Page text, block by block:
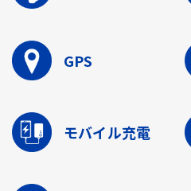
GPS
モバイル充電